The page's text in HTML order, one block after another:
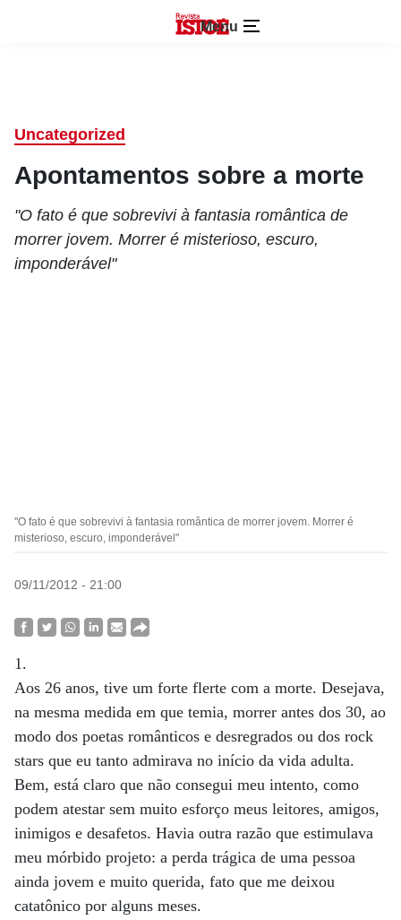
Menu
Uncategorized
Apontamentos sobre a morte
"O fato é que sobrevivi à fantasia romântica de
morrer jovem. Morrer é misterioso, escuro,
imponderável"
"O fato é que sobrevivi à fantasia romântica de morrer jovem. Morrer é
misterioso, escuro, imponderável"
09/11/2012 - 21:00
1.
Aos 26 anos, tive um forte flerte com a morte. Desejava,
na mesma medida em que temia, morrer antes dos 30, ao
modo dos poetas românticos e desregrados ou dos rock
stars que eu tanto admirava no início da vida adulta.
Bem, está claro que não consegui meu intento, como
podem atestar sem muito esforço meus leitores, amigos,
inimigos e desafetos. Havia outra razão que estimulava
meu mórbido projeto: a perda trágica de uma pessoa
ainda jovem e muito querida, fato que me deixou
catatônico por alguns meses.